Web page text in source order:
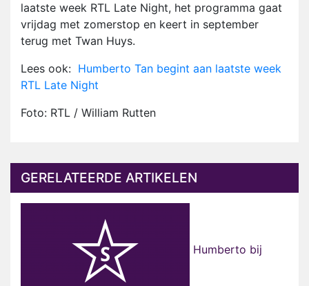
laatste week RTL Late Night, het programma gaat
vrijdag met zomerstop en keert in september
terug met Twan Huys.
Lees ook: Humberto Tan begint aan laatste week
RTL Late Night
Foto: RTL / William Rutten
GERELATEERDE ARTIKELEN
Humberto bij